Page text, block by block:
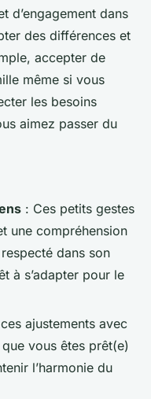
d’engagement dans
des différences et
accepter de
même si vous
les besoins
aimez passer du
: Ces petits gestes
une compréhension
dans son
à s’adapter pour le
ajustements avec
vous êtes prêt(e)
l’harmonie du